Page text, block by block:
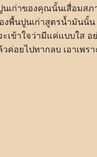
นเก่าของคุณนั้นเสื่อมส
งพื้นปูนเก่าสูตรน้ำมันนั้
ข้าใจว่ามีแค่แบบใส อ
อยไปทากลบ เอาเพร